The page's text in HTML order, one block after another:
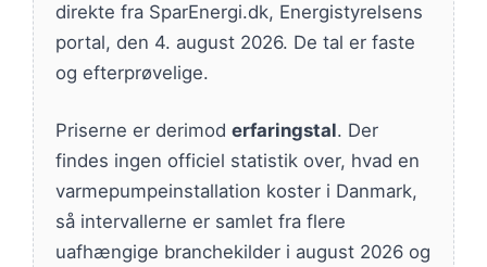
direkte fra SparEnergi.dk, Energistyrelsens
portal, den 4. august 2026. De tal er faste
og efterprøvelige.
Priserne er derimod erfaringstal. Der
findes ingen officiel statistik over, hvad en
varmepumpeinstallation koster i Danmark,
så intervallerne er samlet fra flere
uafhængige branchekilder i august 2026 og